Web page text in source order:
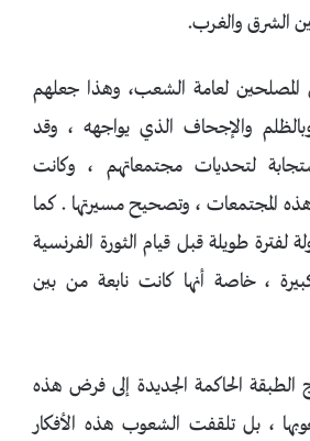
الشرق والغرب.
المصلحين لعامة الشعب، وهذا جعلهم
والإجحاف الذي يواجهه ، وقد
لتحديات مجتمعاتهم ، وكانت
المجتمعات ، وتصحيح مسيرتها . كما
لفترة طويلة قبل قيام الثورة الفرنسية
، خاصة أنها كانت نابعة من بين
الطبقة الحاكمة الجديدة إلى فرض هذه
، بل تلقفت الشعوب هذه الأفكار